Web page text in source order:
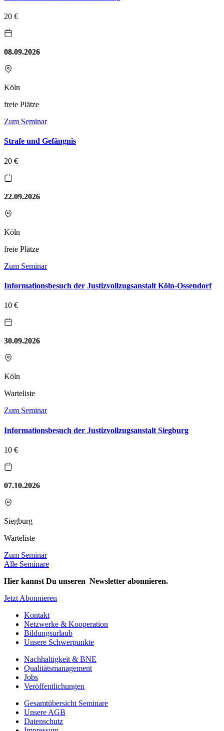
20 €
08.09.2026
Köln
freie Plätze
Zum Seminar
Strafe und Gefängnis
20 €
22.09.2026
Köln
freie Plätze
Zum Seminar
Informationsbesuch der Justizvollzugsanstalt Köln-Ossendorf
10 €
30.09.2026
Köln
Warteliste
Zum Seminar
Informationsbesuch der Justizvollzugsanstalt Siegburg
10 €
07.10.2026
Siegburg
Warteliste
Zum Seminar
Alle Seminare
Hier kannst Du unseren Newsletter abonnieren.
Jetzt Abonnieren
Kontakt
Netzwerke & Kooperation
Bildungsurlaub
Unsere Schwerpunkte
Nachhaltigkeit & BNE
Qualitätsmanagement
Jobs
Veröffentlichungen
Gesamtübersicht Seminare
Unsere AGB
Datenschutz